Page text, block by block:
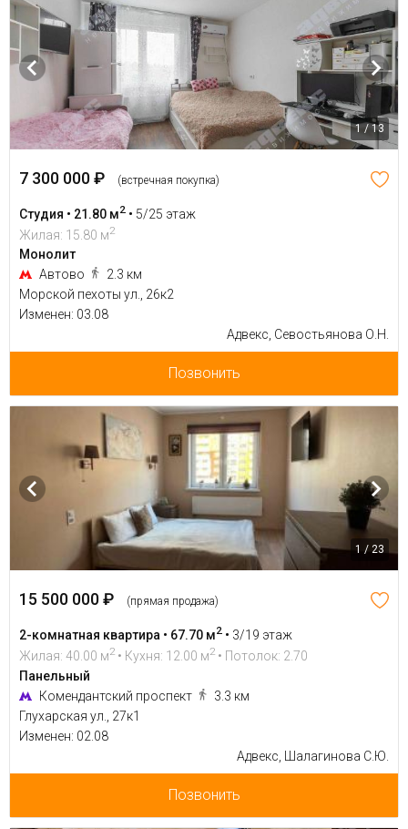
1 / 13
7 300 000 ₽ (встречная покупка)
Студия • 21.80 м2 • 5/25 этаж
Жилая: 15.80 м2
Монолит
Автово
2.3 км
Морской пехоты ул., 26к2
Изменен: 03.08
Адвекс, Севостьянова О.Н.
Позвонить
1 / 23
15 500 000 ₽ (прямая продажа)
2-комнатная квартира • 67.70 м2 • 3/19 этаж
Жилая: 40.00 м2 • Кухня: 12.00 м2 • Потолок: 2.70
Панельный
Комендантский проспект
3.3 км
Глухарская ул., 27к1
Изменен: 02.08
Адвекс, Шалагинова С.Ю.
Позвонить